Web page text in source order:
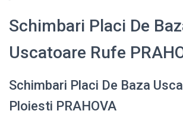
Schimbari Placi De
Uscatoare Rufe
Schimbari Placi De Baza
Ploiesti PRAHOVA